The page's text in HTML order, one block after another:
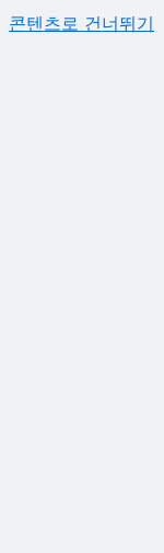
콘텐츠로 건너뛰기